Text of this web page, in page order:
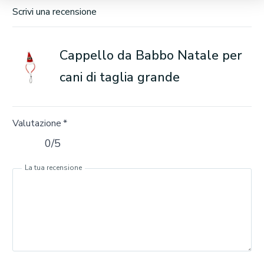
Scrivi una recensione
Cappello da Babbo Natale per
cani di taglia grande
Valutazione*
0/5
La tua recensione